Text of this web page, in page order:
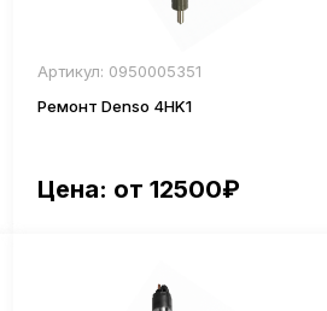
Цена: от 12500₽
Ремонт Denso 4HK1
Артикул: 0950005351